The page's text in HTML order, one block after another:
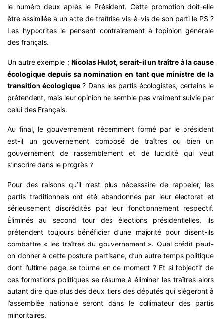
le numéro deux après le Président. Cette promotion doit-elle
être assimilée à un acte de traîtrise vis-à-vis de son parti le PS ?
Les hypocrites le pensent contrairement à l’opinion générale
des français.
Un autre exemple ; Nicolas Hulot, serait-il un traître à la cause
écologique depuis sa nomination en tant que ministre de la
transition écologique ? Dans les partis écologistes, certains le
prétendent, mais leur opinion ne semble pas vraiment suivie par
celui des Français.
Au final, le gouvernement récemment formé par le président
est-il un gouvernement composé de traîtres ou bien un
gouvernement de rassemblement et de lucidité qui veut
s’inscrire dans le progrès ?
Pour des raisons qu’il n’est plus nécessaire de rappeler, les
partis traditionnels ont été abandonnés par leur électorat et
sérieusement discrédités par leur fonctionnement respectif.
Éliminés au second tour des élections présidentielles, ils
prétendent toujours bénéficier d’une majorité pour disent-ils
combattre « les traîtres du gouvernement ». Quel crédit peut-
on donner à cette posture partisane, d’un autre temps politique
dont l’ultime page se tourne en ce moment ? Et si l’objectif de
ces formations politiques se résume à éliminer les traîtres alors
autant dire que plus des deux tiers des députés qui siégeront à
l’assemblée nationale seront dans le collimateur des partis
minoritaires.